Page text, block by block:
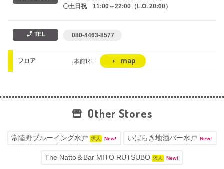
〇土日祝　11:00～22:00（L.O. 20:00）
TEL 080-4463-8577
フロア 本館RF map
Other Stores
常陸野ブルーイング水戸 求人 New! いばらき地酒バー水戸 New!
The Natto＆Bar MITO RUTSUBO 求人 New!